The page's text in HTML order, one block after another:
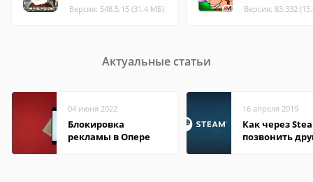
Версия: 548.5.15 (31.4 МБ) Версия: 83.332
Актуальные статьи
04 июня 2022
Блокировка
рекламы в Опере
16 апреля 2019
Как через
позвонить